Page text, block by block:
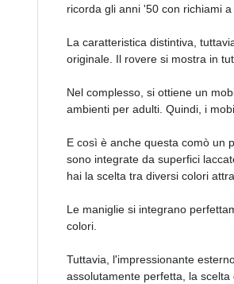
ricorda gli anni '50 con richiami
La caratteristica distintiva,
originale. Il rovere si mostra in
Nel complesso, si ottiene un
ambienti per adulti. Quindi, i
E così è anche questa comò un
sono integrate da superfici
hai la scelta tra diversi colori
Le maniglie si integrano
colori.
Tuttavia, l'impressionante
assolutamente perfetta, la